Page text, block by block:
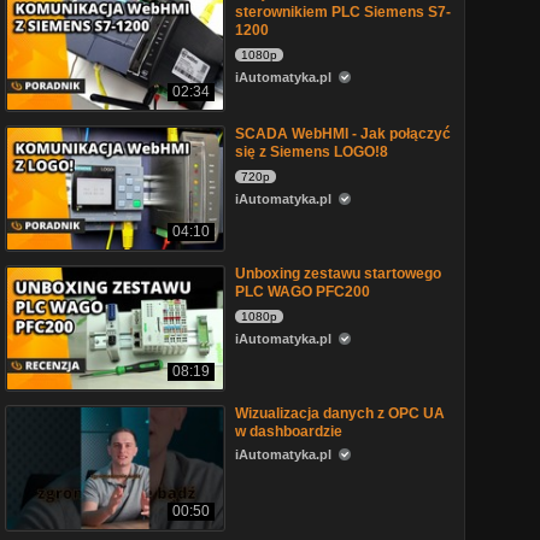
02:34
sterownikiem PLC Siemens S7-
1200
1080p
iAutomatyka.pl
04:10
SCADA WebHMI - Jak połączyć
się z Siemens LOGO!8
720p
iAutomatyka.pl
08:19
Unboxing zestawu startowego
PLC WAGO PFC200
1080p
iAutomatyka.pl
00:50
Wizualizacja danych z OPC UA
w dashboardzie
iAutomatyka.pl